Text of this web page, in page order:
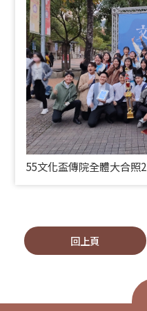
55文化盃傳院全體大合照2
回上頁